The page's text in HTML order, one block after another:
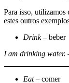
Para isso, utilizamos
estes outros
Drink– beber
I am drinking water.
Eat– comer